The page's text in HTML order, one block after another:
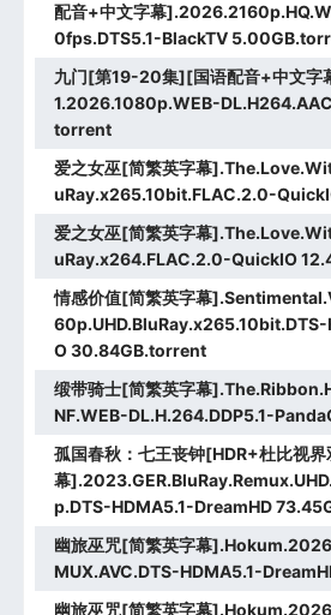
配音+中文字幕
0fps.DTS5.1-BlackTV
九门[第19-20集][国语配音+中文
1.2026.1080p.WEB-
torrent
爱之女巫[简繁英字幕
uRay.x265.10bit.FLAC.2.0-
爱之女巫[简繁英字幕
uRay.x264.FLAC.2.0-QuickIO
情感价值[简繁英字幕
O 30.84GB.torrent
缎带骑士[简繁英字幕
NF.WEB-DL.H.264.DDP5.1-
孤国春秋：七王丧钟[HDR+杜比视
幕
p.DTS-HDMA5.1-DreamHD
幽旅巫咒[简繁英字幕
MUX.AVC.DTS-HDMA5.1-
幽旅巫咒[简繁英字幕